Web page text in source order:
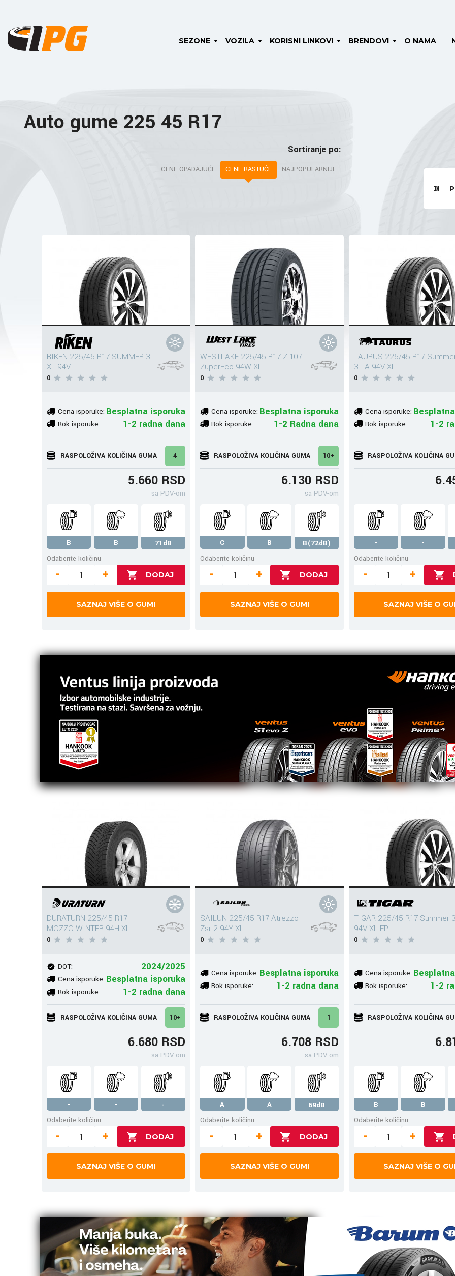
SEZONE VOZILA KORISNI LINKOVI BRENDOVI O NAMA
Auto gume 225 45 R17
Sortiranje po:
CENE OPADAJUĆE CENE RASTUĆE NAJPOPULARNIJE
RIKEN 225/45 R17 SUMMER 3
XL 94V
0
Cena isporuke: Besplatna isporuka
Rok isporuke: 1-2 radna dana
RASPOLOŽIVA KOLIČINA GUMA 4
5.660 RSD
sa PDV-om
B B
71dB
Odaberite količinu
- +
SAZNAJ VIŠE O GUMI
WESTLAKE 225/45 R17 Z-107
ZuperEco 94W XL
0
Cena isporuke: Besplatna isporuka
Rok isporuke: 1-2 Radna dana
RASPOLOŽIVA KOLIČINA GUMA 10+
6.130 RSD
sa PDV-om
C B
B(72dB)
Odaberite količinu
- +
SAZNAJ VIŠE O GUMI
TAURUS 225/45 R17
3 TA 94V XL
0
Cena isporuke:
Rok isporuke: 1-2
RASPOLOŽIVA KOLIČINA
-
-
Odaberite količinu
- +
SAZNAJ VIŠE O
DURATURN 225/45 R17
MOZZO WINTER 94H XL
0
DOT: 2024/2025
Cena isporuke: Besplatna isporuka
Rok isporuke: 1-2 radna dana
RASPOLOŽIVA KOLIČINA GUMA 10+
6.680 RSD
sa PDV-om
- -
-
Odaberite količinu
- +
SAZNAJ VIŠE O GUMI
SAILUN 225/45 R17 Atrezzo
Zsr 2 94Y XL
0
Cena isporuke: Besplatna isporuka
Rok isporuke: 1-2 radna dana
RASPOLOŽIVA KOLIČINA GUMA 1
6.708 RSD
sa PDV-om
A A
69dB
Odaberite količinu
- +
SAZNAJ VIŠE O GUMI
TIGAR 225/45 R17 Summer
94V XL FP
0
Cena isporuke:
Rok isporuke: 1-2
RASPOLOŽIVA KOLIČINA
B
B
Odaberite količinu
- +
SAZNAJ VIŠE O